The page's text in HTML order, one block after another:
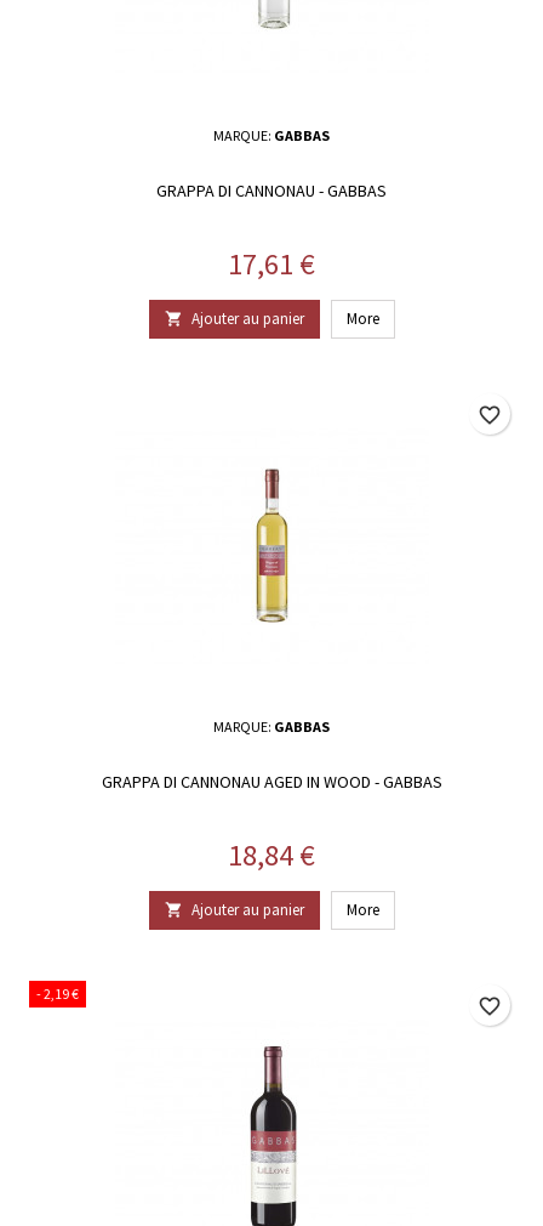
MARQUE: GABBAS
GRAPPA DI CANNONAU - GABBAS
Prix
17,61 €
 Ajouter au panier More
MARQUE: GABBAS
GRAPPA DI CANNONAU AGED IN WOOD - GABBAS
Prix
18,84 €
 Ajouter au panier More
favorite_border
- 2,19 €
favorite_border